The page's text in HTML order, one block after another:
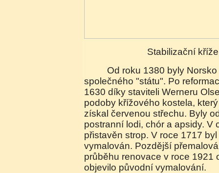
Stabilizační
Od roku 1380 byly Norsko a Dánsko součástmi
společného "státu". Po
1630 díky staviteli Werneru
podoby křížového kostela,
získal červenou střechu. Byly
postranní lodi, chór a apsidy. V
přistavěn strop. V roce 1717
vymalován. Pozdější
průběhu renovace v roce 1921
objevilo původní vymalování.